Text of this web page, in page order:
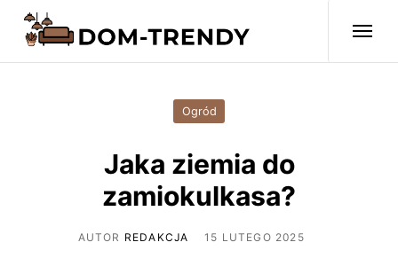
Ogród
Jaka ziemia do
zamiokulkasa?
AUTOR REDAKCJA 15 LUTEGO 2025